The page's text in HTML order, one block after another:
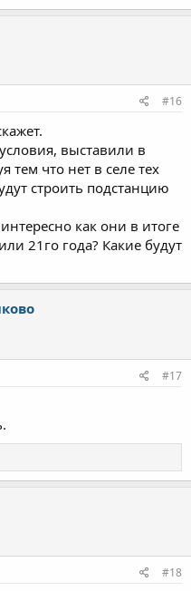
#16
выставили в
тем что нет в селе тех
строить подстанцию
как они в итоге
21го года? Какие будут
#17
#18